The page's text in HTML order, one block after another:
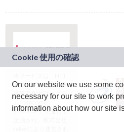
ドコモグループの新
規事業創出プログラ
ム「docomo
STARTUP」を通じて
On our website we use some
necessary for our site to work
information about how our site